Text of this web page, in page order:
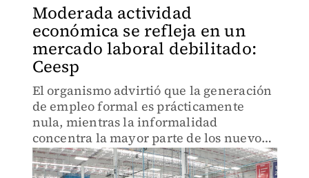
Moderada actividad
económica se refleja en un
mercado laboral debilitado:
Ceesp
El organismo advirtió que la generación
de empleo formal es prácticamente
nula, mientras la informalidad
concentra la mayor parte de los nuevos
puestos de trabajo.